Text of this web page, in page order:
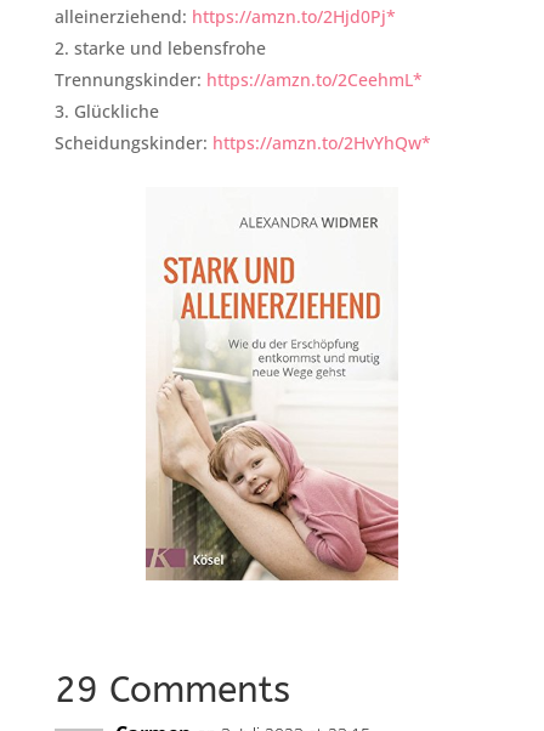
alleinerziehend: https://amzn.to/2Hjd0Pj*
starke und lebensfrohe
Trennungskinder: https://amzn.to/2CeehmL*
Glückliche
Scheidungskinder: https://amzn.to/2HvYhQw*
29 Comments